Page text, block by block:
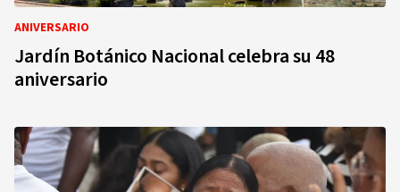
ANIVERSARIO
Jardín Botánico Nacional celebra su 48
aniversario